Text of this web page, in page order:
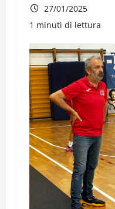
27/01/2025
1 minuti di lettura